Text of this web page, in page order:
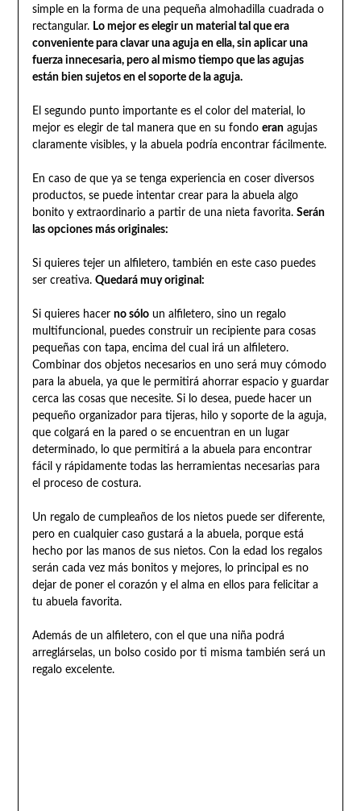
simple en la forma de una pequeña almohadilla cuadrada o
rectangular. Lo mejor es elegir un material tal que era
conveniente para clavar una aguja en ella, sin aplicar una
fuerza innecesaria, pero al mismo tiempo que las agujas
están bien sujetos en el soporte de la aguja.
El segundo punto importante es el color del material, lo
mejor es elegir de tal manera que en su fondo eranagujas
claramente visibles, y la abuela podría encontrar fácilmente.
En caso de que ya se tenga experiencia en coser diversos
productos, se puede intentar crear para la abuela algo
bonito y extraordinario a partir de una nieta favorita. Serán
las opciones más originales:
Si quieres tejer un alfiletero, también en este caso puedes
ser creativa. Quedará muy original:
Si quieres hacer no sóloun alfiletero, sino un regalo
multifuncional, puedes construir un recipiente para cosas
pequeñas con tapa, encima del cual irá un alfiletero.
Combinar dos objetos necesarios en uno será muy cómodo
para la abuela, ya que le permitirá ahorrar espacio y guardar
cerca las cosas que necesite. Si lo desea, puede hacer un
pequeño organizador para tijeras, hilo y soporte de la aguja,
que colgará en la pared o se encuentran en un lugar
determinado, lo que permitirá a la abuela para encontrar
fácil y rápidamente todas las herramientas necesarias para
el proceso de costura.
Un regalo de cumpleaños de los nietos puede ser diferente,
pero en cualquier caso gustará a la abuela, porque está
hecho por las manos de sus nietos. Con la edad los regalos
serán cada vez más bonitos y mejores, lo principal es no
dejar de poner el corazón y el alma en ellos para felicitar a
tu abuela favorita.
Además de un alfiletero, con el que una niña podrá
arreglárselas, un bolso cosido por ti misma también será un
regalo excelente.